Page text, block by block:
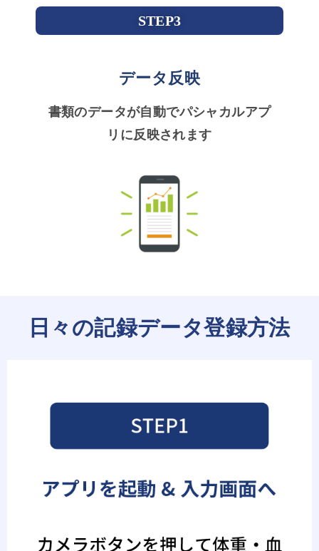
STEP3
データ反映
書類のデータが自動でパシャカルアプ
リに反映されます
日々の記録データ登録方法